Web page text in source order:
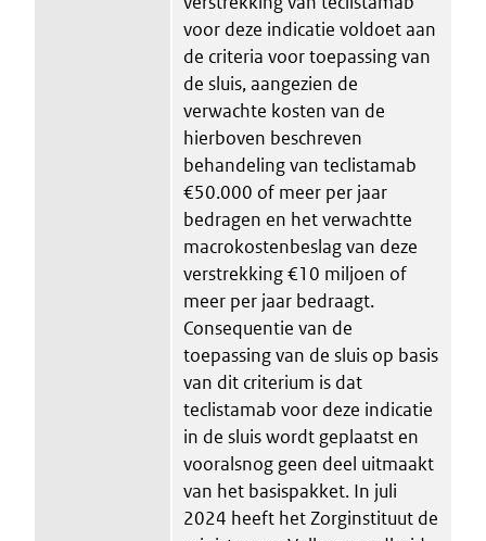
voor deze indicatie voldoet aan
de criteria voor toepassing van
de sluis, aangezien de
verwachte kosten van de
hierboven beschreven
behandeling van teclistamab
€50.000 of meer per jaar
bedragen en het verwachtte
macrokostenbeslag van deze
verstrekking €10 miljoen of
meer per jaar bedraagt.
Consequentie van de
toepassing van de sluis op basis
van dit criterium is dat
teclistamab voor deze indicatie
in de sluis wordt geplaatst en
vooralsnog geen deel uitmaakt
van het basispakket. In juli
2024 heeft het Zorginstituut de